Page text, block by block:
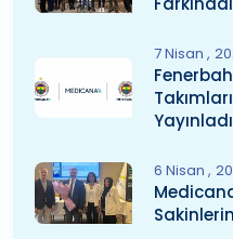
7 Nisan
Yayınladı
6 Nisan